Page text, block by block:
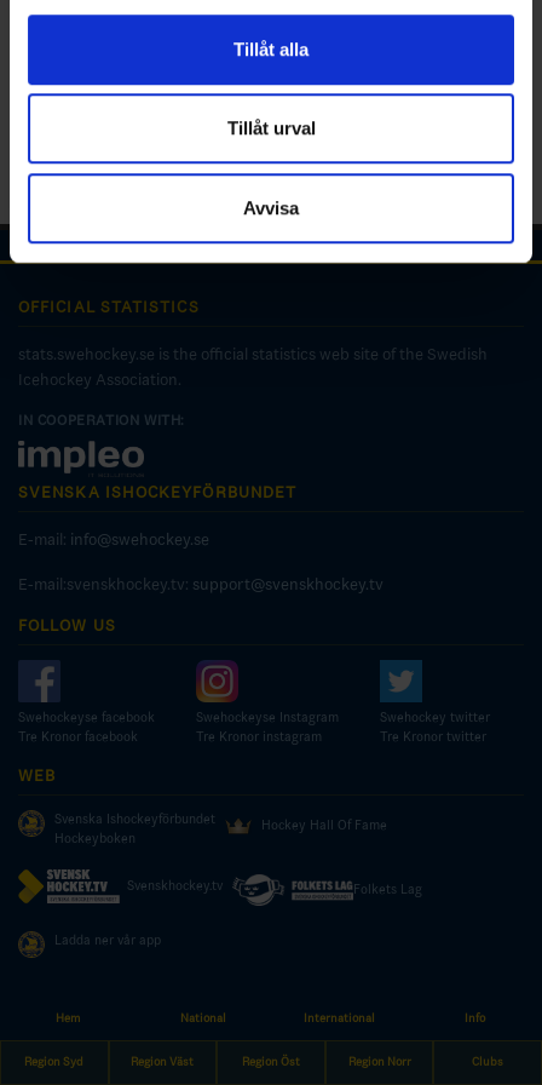
för sociala medier och analysera vår trafik. Vi
vidarebefordrar även sådana identifierare och annan
annons- och analysföretag som vi samarbetar med.
Dessa kan i sin tur kombinera informationen med annan
information som du har tillhandahållit eller som de har
samlat in när du har använt deras tjänster.
Tillåt alla
Tillåt urval
Avvisa
Hem National International Info
Region Syd Region Väst Region Öst Region Norr Clubs
OFFICIAL STATISTICS
stats.swehockey.se is the official statistics web site of the Swedish
Icehockey Association.
IN COOPERATION WITH:
SVENSKA ISHOCKEYFÖRBUNDET
E-mail: info@swehockey.se
E-mail:svenskhockey.tv: support@svenskhockey.tv
FOLLOW US
Swehockeyse facebook
Tre Kronor facebook
Swehockeyse Instagram
Tre Kronor instagram
Swehockey twitter
Tre Kronor twitter
WEB
Svenska Ishockeyförbundet
Hockeyboken
Hockey Hall Of Fame
Svenskhockey.tv Folkets Lag
Ladda ner vår app